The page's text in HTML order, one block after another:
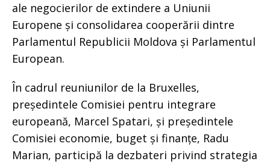
ale negocierilor de extindere a Uniunii
Europene și consolidarea cooperării dintre
Parlamentul Republicii Moldova și Parlamentul
European.
În cadrul reuniunilor de la Bruxelles,
președintele Comisiei pentru integrare
europeană, Marcel Spatari, și președintele
Comisiei economie, buget și finanțe, Radu
Marian, participă la dezbateri privind strategia